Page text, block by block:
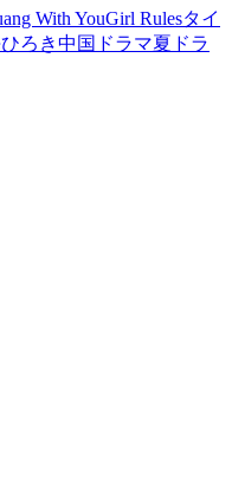
With YouGirl Rulesタイ
ろき中国ドラマ夏ドラ